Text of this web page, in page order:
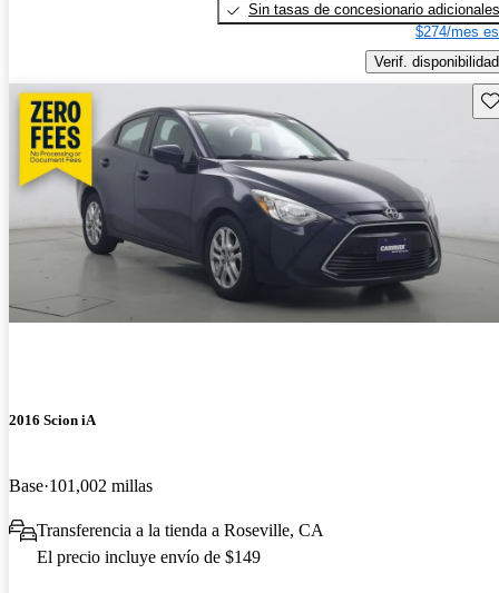
Sin tasas de concesionario adicionales
$274/mes
Verif. disponibilidad
2016 Scion iA
Base 101,002 millas
Transferencia a la tienda a Roseville, CA
El precio incluye envío de $149